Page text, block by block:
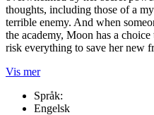
thoughts, including those of a
terrible enemy. And when
the academy, Moon has a
risk everything to save her new
Vis mer
Språk:
Engelsk